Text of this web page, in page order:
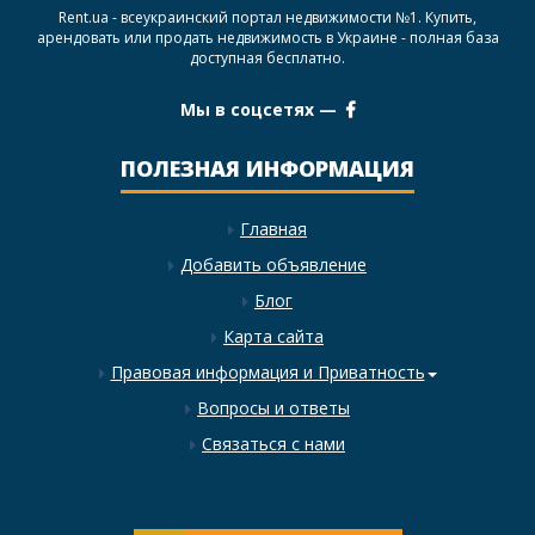
Rent.ua - всеукраинский портал недвижимости №1. Купить,
арендовать или продать недвижимость в Украине - полная база
доступная бесплатно.
Мы в соцсетях —
ПОЛЕЗНАЯ ИНФОРМАЦИЯ
Главная
Добавить объявление
Блог
Карта сайта
Правовая информация и Приватность
Вопросы и ответы
Связаться с нами